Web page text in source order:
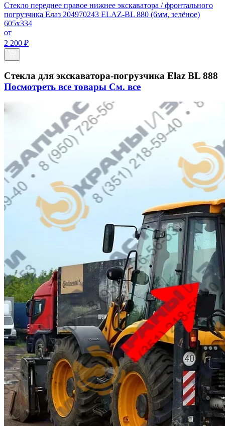
Стекло переднее правое нижнее экскаватора / фронтального
погрузчика Елаз 204970243 ELAZ-BL 880 (6мм, зелёное)
605х334
от
2 200 ₽
Стекла для экскаватора-погрузчика Elaz BL 888
Посмотреть все товары См. все